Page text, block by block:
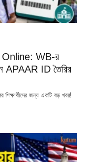
WB-র
APAAR ID তৈরির
জন্য একটি বড় খবর!